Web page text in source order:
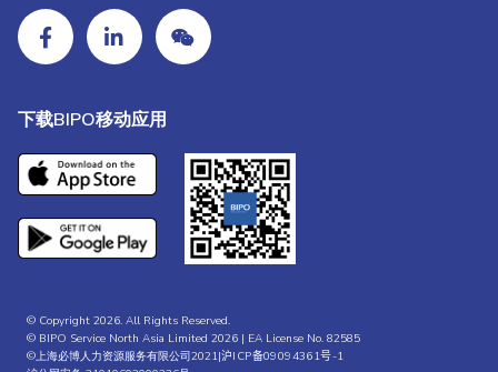
下载BIPO移动应用
© Copyright 2026. All Rights Reserved.
© BIPO Service North Asia Limited 2026 | EA License No. 82585
©上海必博人力资源服务有限公司2021|沪ICP备09094361号-1